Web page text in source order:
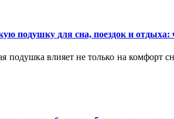
подушку для сна, поездок и
подушка влияет не только на комфорт